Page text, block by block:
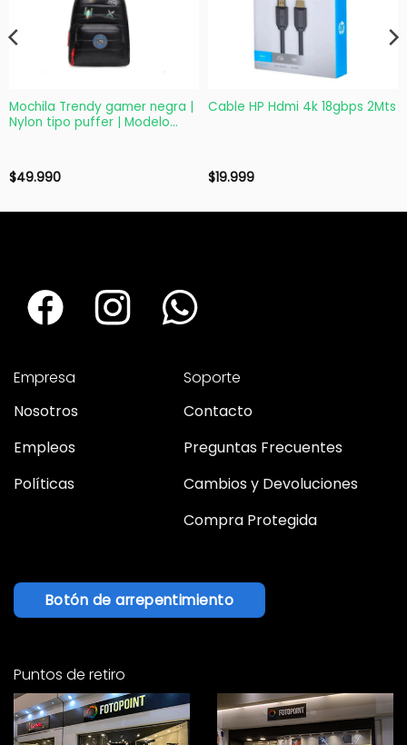
Mochila Trendy gamer negra |
Nylon tipo puffer | Modelo
$49.990
Cable HP Hdmi 4k 18gbps 2Mts
$19.999
Empresa
Nosotros
Empleos
Políticas
Soporte
Contacto
Preguntas Frecuentes
Cambios y Devoluciones
Compra Protegida
Botón de arrepentimiento
Puntos de retiro